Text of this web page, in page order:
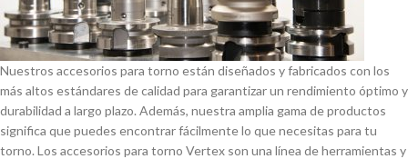
Nuestros accesorios para torno están diseñados y fabricados con los
más altos estándares de calidad para garantizar un rendimiento óptimo y
durabilidad a largo plazo. Además, nuestra amplia gama de productos
significa que puedes encontrar fácilmente lo que necesitas para tu
torno. Los accesorios para torno Vertex son una lí­nea de herramientas y